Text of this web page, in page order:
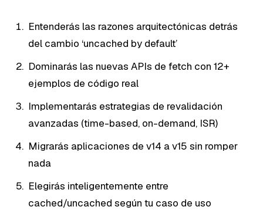
Entenderás las razones arquitectónicas detrás
del cambio ‘uncached by default’
Dominarás las nuevas APIs de fetch con 12+
ejemplos de código real
Implementarás estrategias de revalidación
avanzadas (time-based, on-demand, ISR)
Migrarás aplicaciones de v14 a v15 sin romper
nada
Elegirás inteligentemente entre
cached/uncached según tu caso de uso